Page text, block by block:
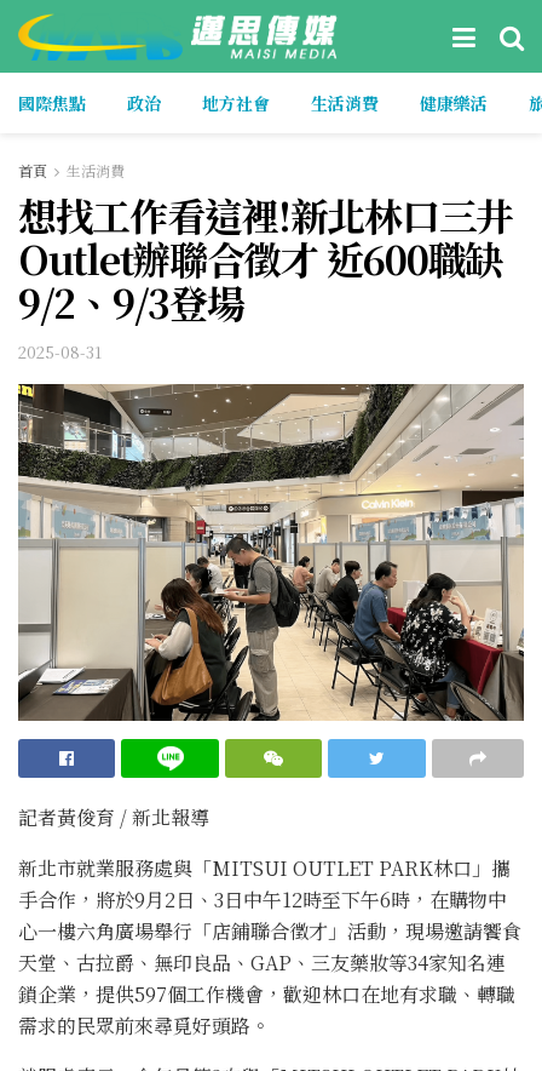
國際焦點 政治 地方社會 生活消費 健康樂活
首頁 生活消費
想找工作看這裡!新北林口三井
Outlet辦聯合徵才 近600職缺
9/2、9/3登場
2025-08-31
記者黃俊育 / 新北報導
新北市就業服務處與「MITSUI OUTLET PARK林口」攜
手合作，將於9月2日、3日中午12時至下午6時，在購物中
心一樓六角廣場舉行「店鋪聯合徵才」活動，現場邀請饗食
天堂、古拉爵、無印良品、GAP、三友藥妝等34家知名連
鎖企業，提供597個工作機會，歡迎林口在地有求職、轉職
需求的民眾前來尋覓好頭路。